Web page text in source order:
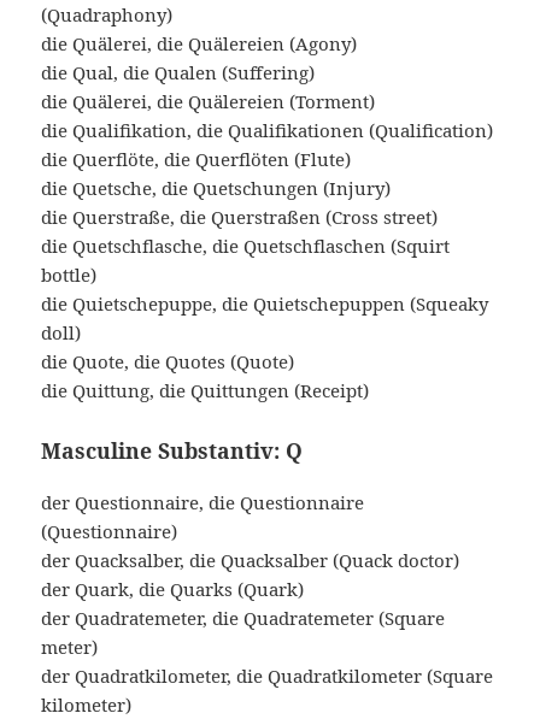
(Quadraphony)
die Quälerei, die Quälereien (Agony)
die Qual, die Qualen (Suffering)
die Quälerei, die Quälereien (Torment)
die Qualifikation, die Qualifikationen (Qualification)
die Querflöte, die Querflöten (Flute)
die Quetsche, die Quetschungen (Injury)
die Querstraße, die Querstraßen (Cross street)
die Quetschflasche, die Quetschflaschen (Squirt
bottle)
die Quietschepuppe, die Quietschepuppen (Squeaky
doll)
die Quote, die Quotes (Quote)
die Quittung, die Quittungen (Receipt)
Masculine Substantiv: Q
der Questionnaire, die Questionnaire
(Questionnaire)
der Quacksalber, die Quacksalber (Quack doctor)
der Quark, die Quarks (Quark)
der Quadratemeter, die Quadratemeter (Square
meter)
der Quadratkilometer, die Quadratkilometer (Square
kilometer)